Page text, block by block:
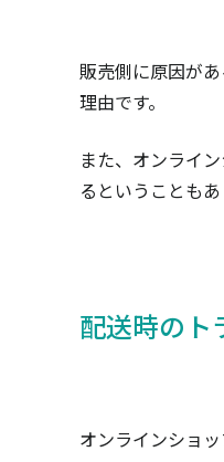
販売側に原因が
理由です。
また、オンライ
るということもあ
配送時のト
オンラインショ